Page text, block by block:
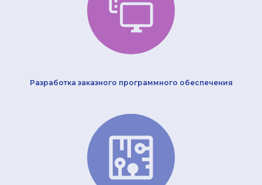
Разработка заказного программного обеспечения